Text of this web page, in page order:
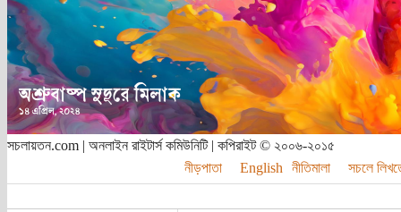
সচলায়তন.com | অনলাইন রাইটার্স কমিউনিটি | কপিরাইট © ২০০৬-২০১৫
নীড়পাতা
English নীতিমালা সচলে